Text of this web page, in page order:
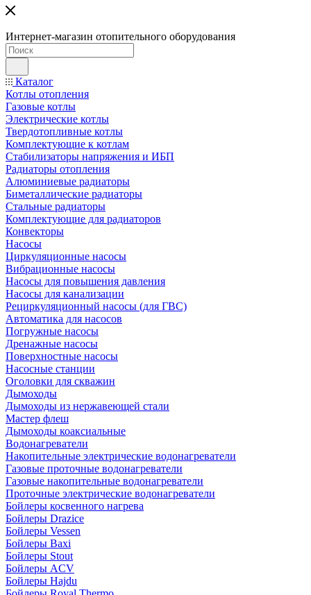
Интернет-магазин отопительного оборудования
Каталог
Котлы отопления
Газовые котлы
Электрические котлы
Твердотопливные котлы
Комплектующие к котлам
Стабилизаторы напряжения и ИБП
Радиаторы отопления
Алюминиевые радиаторы
Биметаллические радиаторы
Стальные радиаторы
Комплектующие для радиаторов
Конвекторы
Насосы
Циркуляционные насосы
Вибрационные насосы
Насосы для повышения давления
Насосы для канализации
Рециркуляционный насосы (для ГВС)
Автоматика для насосов
Погружные насосы
Дренажные насосы
Поверхностные насосы
Насосные станции
Оголовки для скважин
Дымоходы
Дымоходы из нержавеющей стали
Мастер флеш
Дымоходы коаксиальные
Водонагреватели
Накопительные электрические водонагреватели
Газовые проточные водонагреватели
Газовые накопительные водонагреватели
Проточные электрические водонагреватели
Бойлеры косвенного нагрева
Бойлеры Drazice
Бойлеры Vessen
Бойлеры Baxi
Бойлеры Stout
Бойлеры ACV
Бойлеры Hajdu